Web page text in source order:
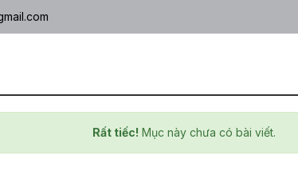
Rất tiếc! Mục này chưa có bài viết.